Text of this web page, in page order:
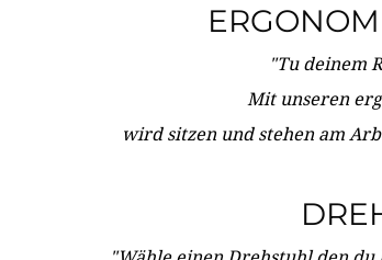
"Tu deinem
Mit unseren
wird sitzen und stehen am